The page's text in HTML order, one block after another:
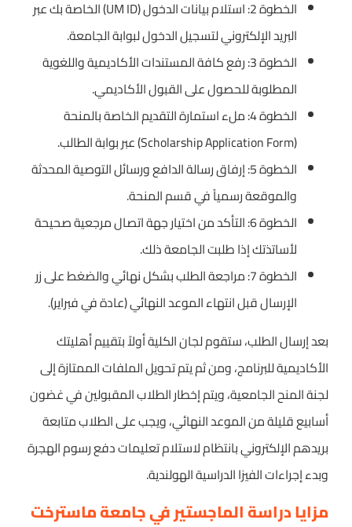
الخطوة 2: استلام بيانات الدخول (UM ID) الخاصة بك عبر
البريد الإلكتروني لتسجيل الدخول لبوابة الجامعة.
الخطوة 3: رفع كافة المستندات الأكاديمية واللغوية
المطلوبة للحصول على القبول الأكاديمي.
الخطوة 4: ملء استمارة التقديم الخاصة بالمنحة
(Scholarship Application Form) عبر بوابة الطالب.
الخطوة 5: إرفاق رسالة الدافع ورسائل التوصية المحدثة
والموقعة رسمياً في قسم المنحة.
الخطوة 6: التأكد من اختيار جهة اتصال مرجعية صحيحة
لأساتذتك إذا طلبت الجامعة ذلك.
الخطوة 7: مراجعة الطلب بشكل نهائي والضغط على زر
الإرسال قبل انتهاء الموعد النهائي (عادة في فبراير).
بعد إرسال الطلب، ستقوم لجان الكلية أولاً بتقييم أهليتك
الأكاديمية للبرنامج، ومن ثم يتم تحويل الملفات الممتازة إلى
لجنة المنح الجامعية، ويتم إخطار الطلاب المقبولين في غضون
أسابيع قليلة من الموعد النهائي، ويجب على الطلاب متابعة
بريدهم الإلكتروني بانتظام لاستلام تعليمات دفع رسوم الهجرة
وبدء إجراءات الفيزا الدراسية الهولندية.
مزايا دراسة الماجستير في جامعة ماسترخت